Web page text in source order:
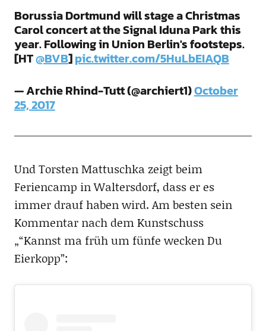
Borussia Dortmund will stage a Christmas
Carol concert at the Signal Iduna Park this
year. Following in Union Berlin's footsteps.
[HT@BVB]pic.twitter.com/5HuLbEIAQB
— Archie Rhind-Tutt (@archiert1)October
25, 2017
Und Torsten Mattuschka zeigt beim
Feriencamp in Waltersdorf, dass er es
immer drauf haben wird. Am besten sein
Kommentar nach dem Kunstschuss
„“Kannst ma früh um fünfe wecken Du
Eierkopp”: